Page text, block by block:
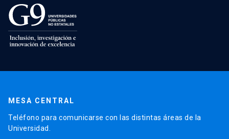
MESA CENTRAL
Teléfono para comunicarse con las distintas áreas de la
Universidad.